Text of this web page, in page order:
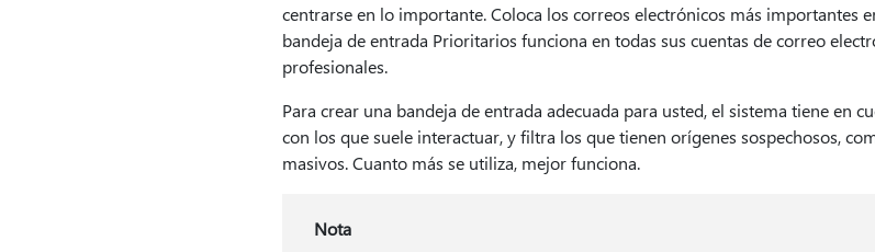
centrarse en lo importante. Coloca los correos electrónicos más importantes
bandeja de entrada Prioritarios funciona en todas sus cuentas de correo
profesionales.
Para crear una bandeja de entrada adecuada para usted, el sistema tiene en
con los que suele interactuar, y filtra los que tienen orígenes sospechosos,
masivos. Cuanto más se utiliza, mejor funciona.
Nota